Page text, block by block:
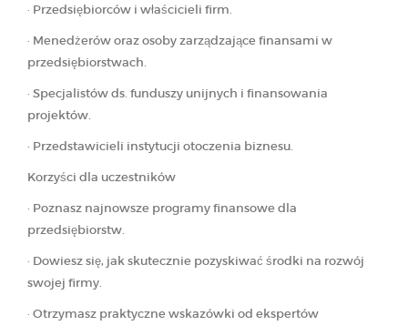
· Przedsiębiorców i właścicieli firm.
· Menedżerów oraz osoby zarządzające finansami w
przedsiębiorstwach.
· Specjalistów ds. funduszy unijnych i finansowania
projektów.
· Przedstawicieli instytucji otoczenia biznesu.
Korzyści dla uczestników
· Poznasz najnowsze programy finansowe dla
przedsiębiorstw.
· Dowiesz się, jak skutecznie pozyskiwać środki na rozwój
swojej firmy.
· Otrzymasz praktyczne wskazówki od ekspertów